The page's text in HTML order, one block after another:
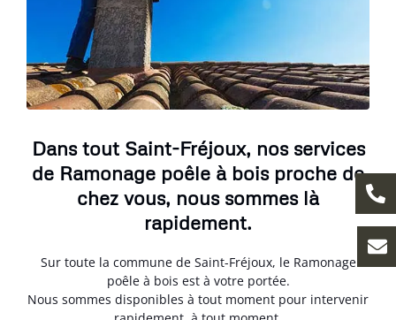
Dans tout Saint-Fréjoux, nos services
de Ramonage poêle à bois proche de
chez vous, nous sommes là
rapidement.
Sur toute la commune de Saint-Fréjoux, le Ramonage
poêle à bois est à votre portée.
Nous sommes disponibles à tout moment pour intervenir